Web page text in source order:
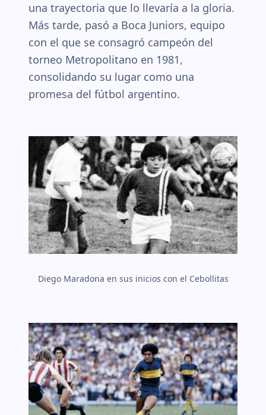
una trayectoria que lo llevaría a la gloria.
Más tarde, pasó a Boca Juniors, equipo
con el que se consagró campeón del
torneo Metropolitano en 1981,
consolidando su lugar como una
promesa del fútbol argentino.
Diego Maradona en sus inicios con el Cebollitas